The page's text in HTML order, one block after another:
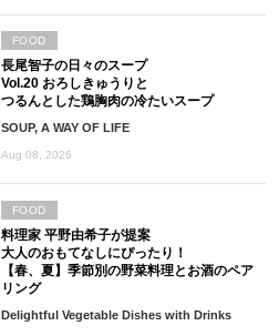
長尾智子の日々のスープ
Vol.20 おろしきゅうりと
つるんとした鶏胸肉の冷たいスープ
SOUP, A WAY OF LIFE
Aug 08, 2026
FOOD
料理家 平野由希子が提案
大人のおもてなしにぴったり！
【春、夏】季節別の野菜料理とお酒のペア
リング
Delightful Vegetable Dishes with Drinks
FOOD